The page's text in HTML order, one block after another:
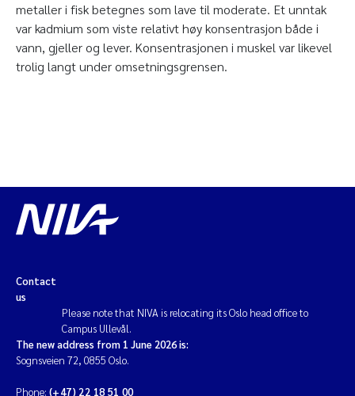
metaller i fisk betegnes som lave til moderate. Et unntak
var kadmium som viste relativt høy konsentrasjon både i
vann, gjeller og lever. Konsentrasjonen i muskel var likevel
trolig langt under omsetningsgrensen.
Contact
us
Please note that NIVA is relocating its Oslo head office to
Campus Ullevål.
The new address from 1 June 2026 is:
Sognsveien 72, 0855 Oslo.
Phone: (+47) 22 18 51 00